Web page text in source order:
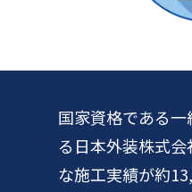
国家資格である
る日本外装株式
な施工実績が約